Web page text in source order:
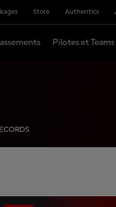
Store Authentics
Pilotes et Teams